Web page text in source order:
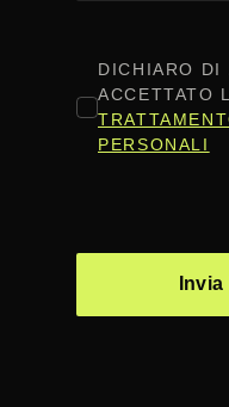
CONSENSO*
DICHIARO DI
ACCETTATO
PERSONALI